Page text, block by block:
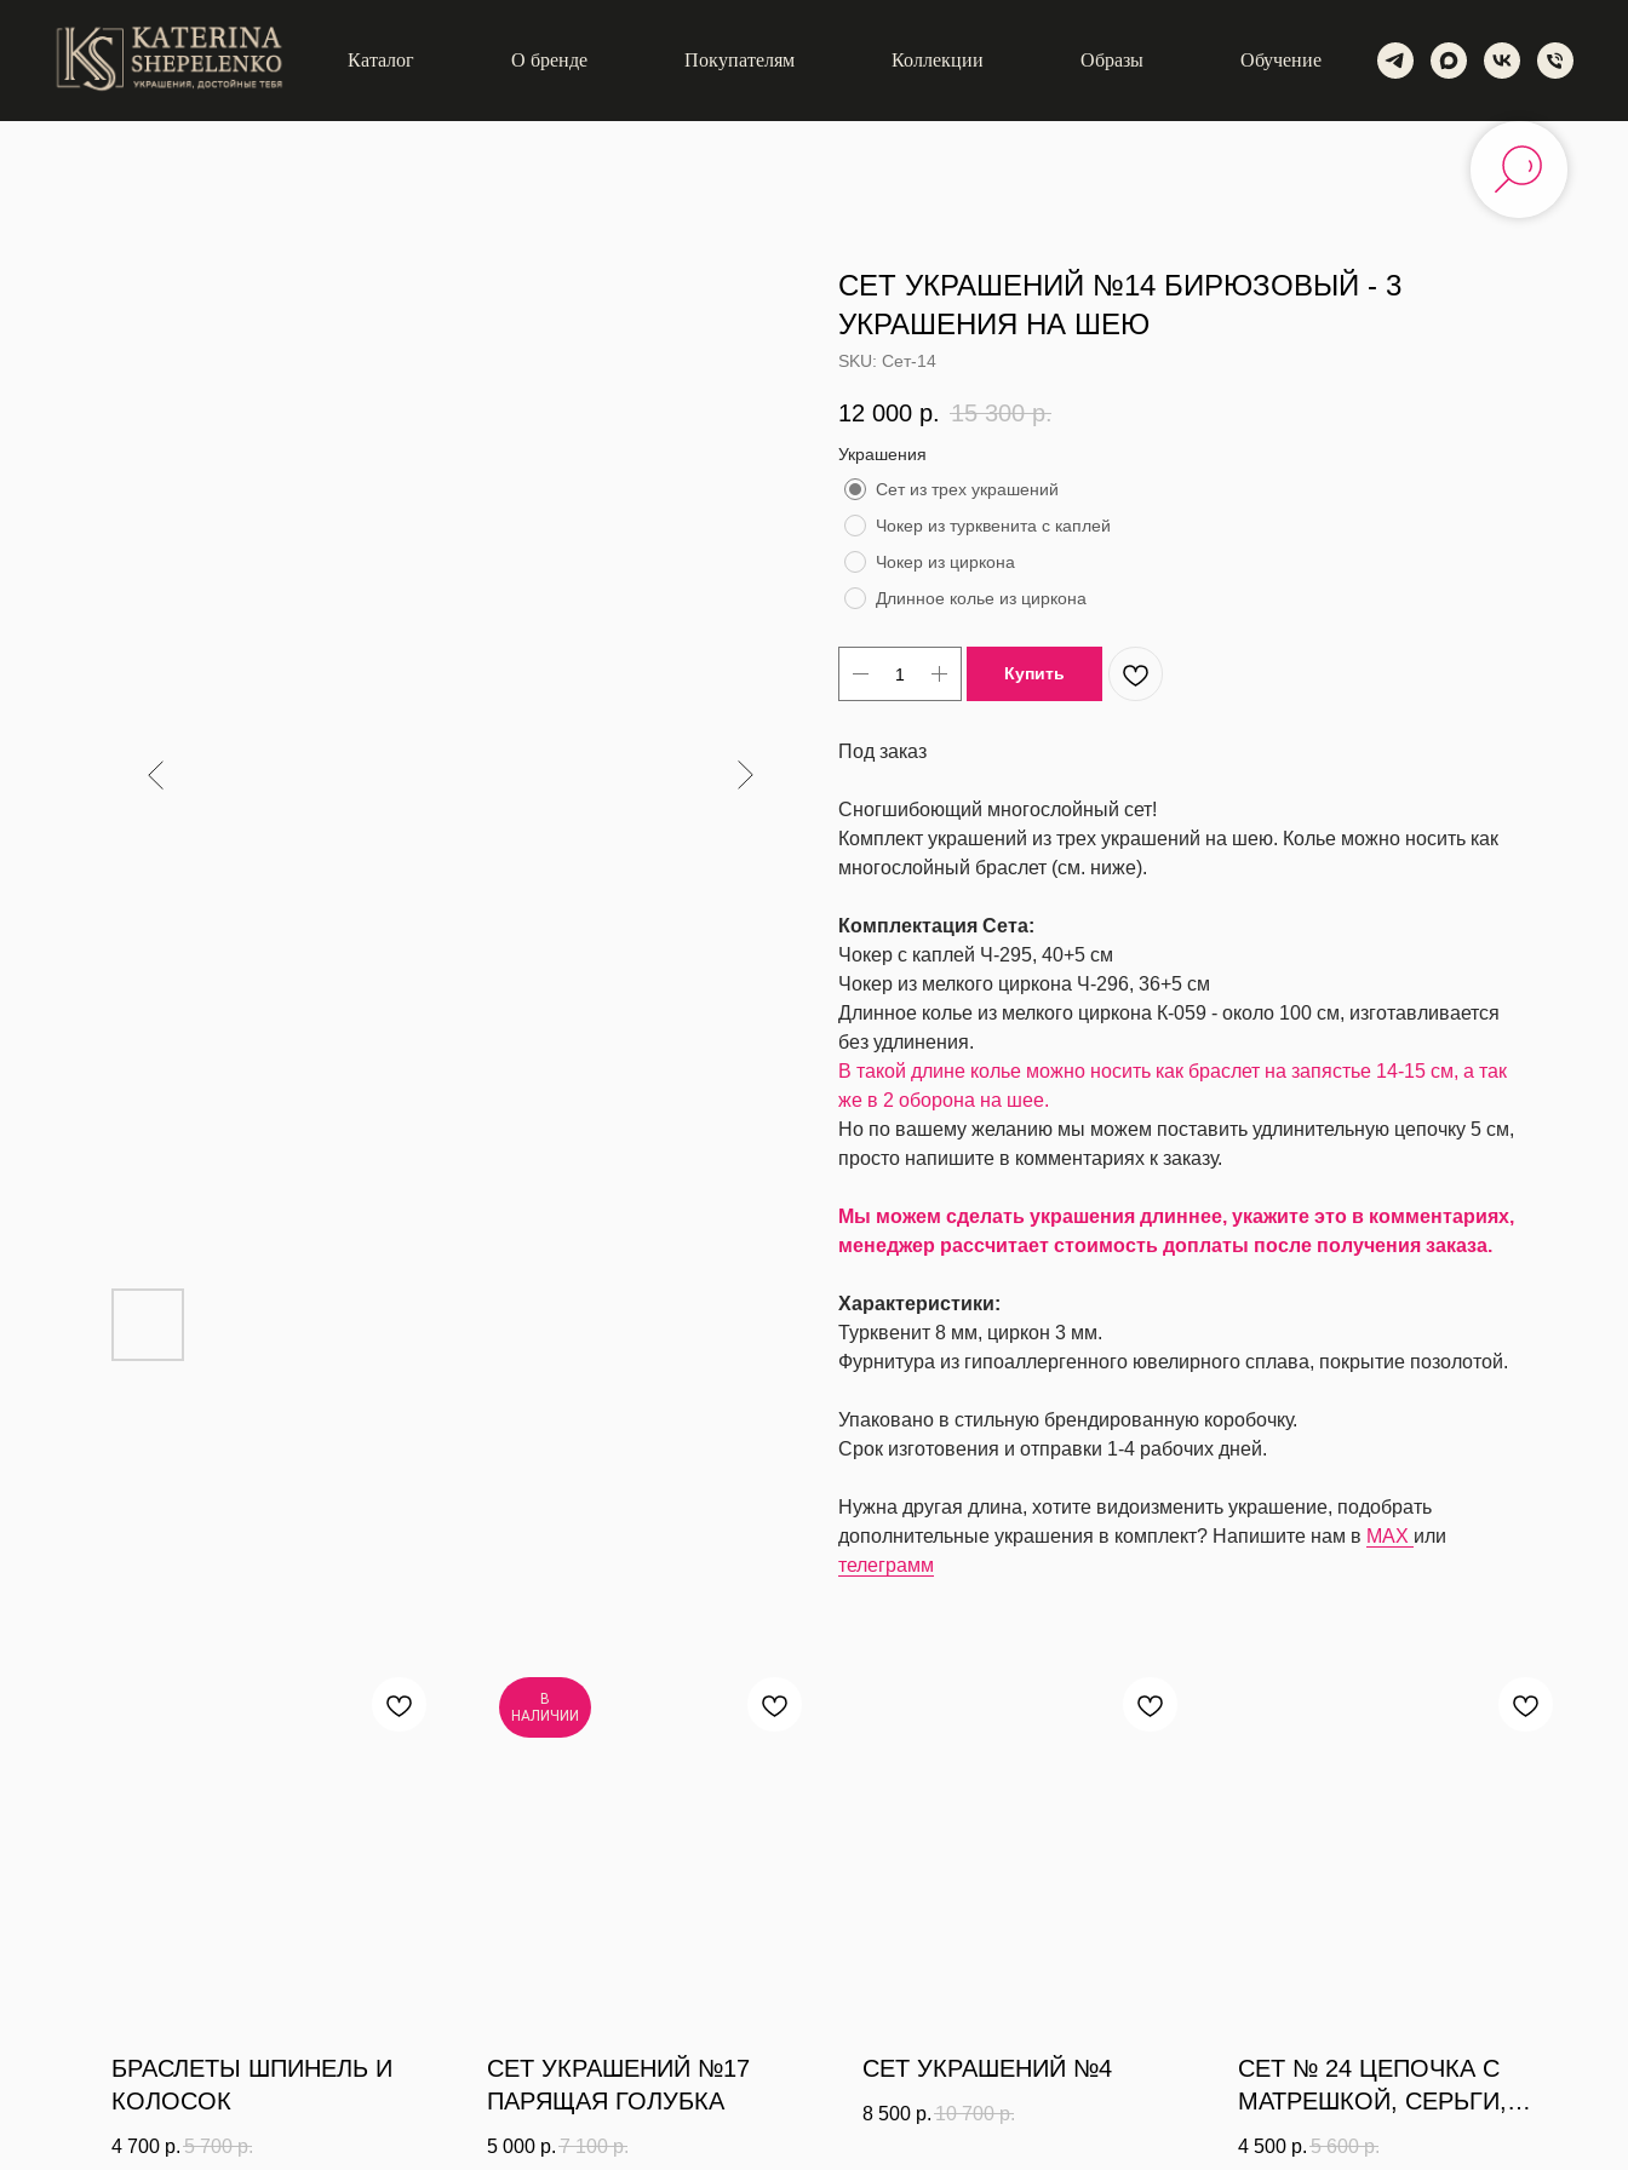
Каталог О бренде Покупателям Коллекции Образы Обучение
СЕТ УКРАШЕНИЙ №14 БИРЮЗОВЫЙ - 3
УКРАШЕНИЯ НА ШЕЮ
SKU: Сет-14
12 000 р. 15 300 р.
Украшения
Сет из трех украшений
Чокер из турквенита с каплей
Чокер из циркона
Длинное колье из циркона
Купить
Под заказ
Сногшибоющий многослойный сет!
Комплект украшений из трех украшений на шею. Колье можно носить как
многослойный браслет (см. ниже).
Комплектация Сета:
Чокер с каплей Ч-295, 40+5 см
Чокер из мелкого циркона Ч-296, 36+5 см
Длинное колье из мелкого циркона К-059 - около 100 см, изготавливается
без удлинения.
В такой длине колье можно носить как браслет на запястье 14-15 см, а так
же в 2 оборона на шее.
Но по вашему желанию мы можем поставить удлинительную цепочку 5 см,
просто напишите в комментариях к заказу.
Мы можем сделать украшения длиннее, укажите это в комментариях,
менеджер рассчитает стоимость доплаты после получения заказа.
Характеристики:
Турквенит 8 мм, циркон 3 мм.
Фурнитура из гипоаллергенного ювелирного сплава, покрытие позолотой.
Упаковано в стильную брендированную коробочку.
Срок изготовения и отправки 1-4 рабочих дней.
Нужна другая длина, хотите видоизменить украшение, подобрать
дополнительные украшения в комплект? Напишите нам в MAX или
телеграмм
БРАСЛЕТЫ ШПИНЕЛЬ И
КОЛОСОК
4 700 р. 5 700 р.
В
НАЛИЧИИ
СЕТ УКРАШЕНИЙ №17
ПАРЯЩАЯ ГОЛУБКА
5 000 р. 7 100 р.
СЕТ УКРАШЕНИЙ №4
8 500 р. 10 700 р.
СЕТ № 24 ЦЕПОЧКА С
МАТРЕШКОЙ, СЕРЬГИ,
КОЛЬЦО
4 500 р. 5 600 р.